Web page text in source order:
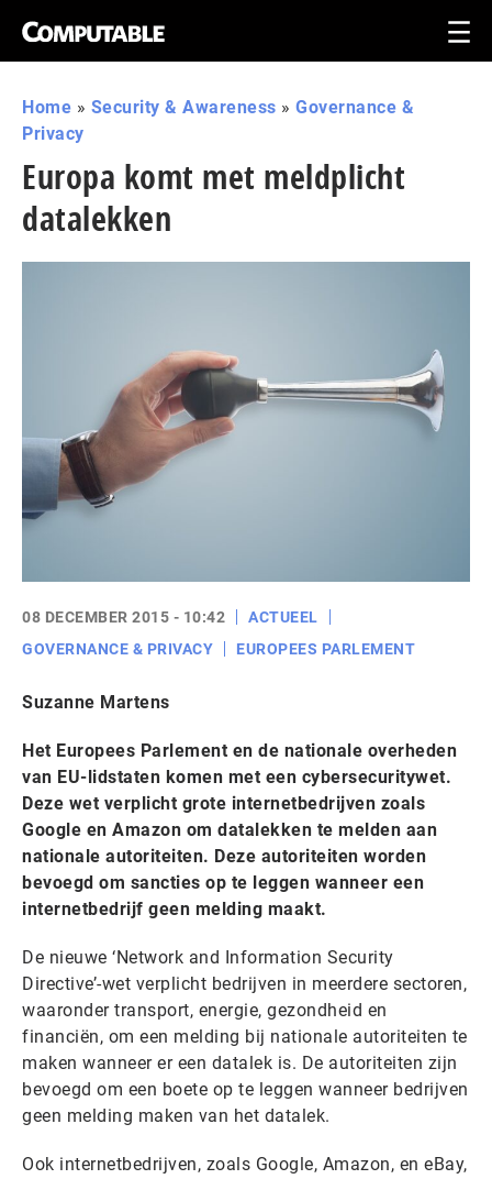
Home » Security & Awareness » Governance &
Privacy
Europa komt met meldplicht
datalekken
08 DECEMBER 2015 - 10:42
ACTUEEL
GOVERNANCE & PRIVACY
EUROPEES PARLEMENT
Suzanne Martens
Het Europees Parlement en de nationale overheden
van EU-lidstaten komen met een cybersecuritywet.
Deze wet verplicht grote internetbedrijven zoals
Google en Amazon om datalekken te melden aan
nationale autoriteiten. Deze autoriteiten worden
bevoegd om sancties op te leggen wanneer een
internetbedrijf geen melding maakt.
De nieuwe ‘Network and Information Security
Directive’-wet verplicht bedrijven in meerdere sectoren,
waaronder transport, energie, gezondheid en
financiën, om een melding bij nationale autoriteiten te
maken wanneer er een datalek is. De autoriteiten zijn
bevoegd om een boete op te leggen wanneer bedrijven
geen melding maken van het datalek.
Ook internetbedrijven, zoals Google, Amazon, en eBay,